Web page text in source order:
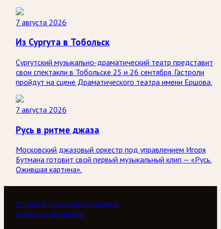
7 августа 2026
Из Сургута в Тобольск
Сургутский музыкально-драматический театр представит
свои спектакли в Тобольске 25 и 26 сентября. Гастроли
пройдут на сцене Драматического театра имени Ершова.
7 августа 2026
Русь в ритме джаза
Московский джазовый оркестр под управлением Игоря
Бутмана готовит свой первый музыкальный клип — «Русь.
Ожившая картина».
Оставить отзыв или пожелание
Сообщить об ошибке